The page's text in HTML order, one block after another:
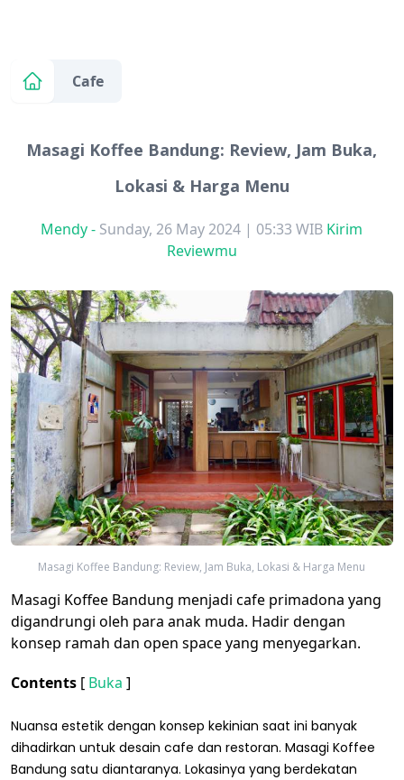
Cafe
Masagi Koffee Bandung: Review, Jam Buka,
Lokasi & Harga Menu
Mendy- Sunday, 26 May 2024 | 05:33 WIB Kirim
Reviewmu
Masagi Koffee Bandung: Review, Jam Buka, Lokasi & Harga Menu
Masagi Koffee Bandung menjadi cafe primadona yang
digandrungi oleh para anak muda. Hadir dengan
konsep ramah dan open space yang menyegarkan.
Contents [ Buka ]
Nuansa estetik dengan konsep kekinian saat ini banyak
dihadirkan untuk desain cafe dan restoran. Masagi Koffee
Bandung satu diantaranya. Lokasinya yang berdekatan